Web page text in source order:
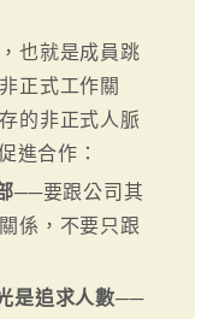
也就是成員跳
正式工作關
的非正式人脈
進合作：
──要跟公司其
係，不要只跟
是追求人數──